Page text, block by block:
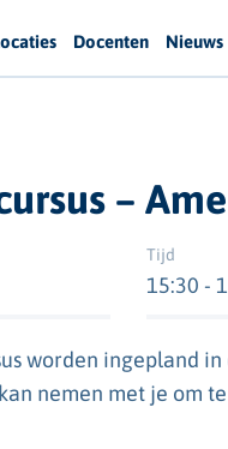
Docenten Nieuws
–
Tijd
15:30 -
worden ingepland
nemen met je om